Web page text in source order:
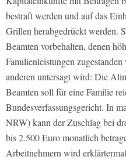
bestraft werden und auf das
Grillen herabgedrückt werden.
Beamten vorbehalten, denen
Familienleistungen
anderen untersagt wird: Die
Beamten soll für eine Familie
Bundesverfassungsgericht. In
NRW) kann der Zuschlag bei
bis 2.500 Euro monatlich
Arbeitnehmern wird